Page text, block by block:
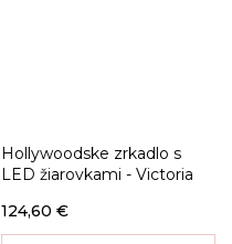
Hollywoodske zrkadlo s
LED žiarovkami - Victoria
124,60 €